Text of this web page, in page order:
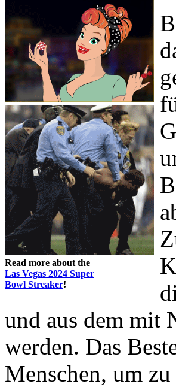
Read more about the
Las Vegas 2024 Super
Bowl Streaker!
und aus dem mit
werden. Das
Menschen, um